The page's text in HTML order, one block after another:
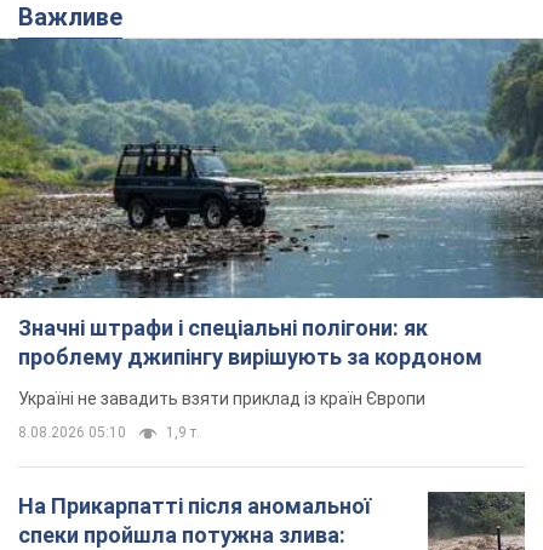
Важливе
Значні штрафи і спеціальні полігони: як
проблему джипінгу вирішують за кордоном
Україні не завадить взяти приклад із країн Європи
8.08.2026 05:10 1,9 т.
На Прикарпатті після аномальної
спеки пройшла потужна злива: